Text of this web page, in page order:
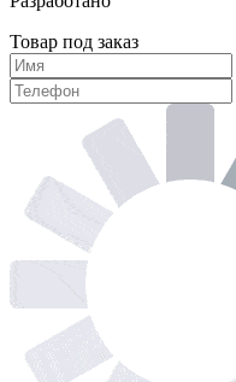
Товар под заказ